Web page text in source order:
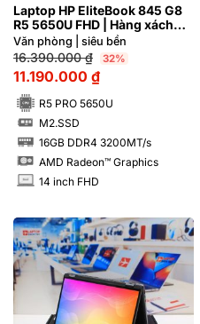
Laptop HP EliteBook 845 G8
R5 5650U FHD | Hàng xách
tay 99%
Văn phòng | siêu bền
16.390.000₫ 32%
11.190.000 ₫
R5 PRO 5650U
SSD M2.SSD
16GB DDR4 3200MT/s
AMD Radeon™ Graphics
INCH 14 inch FHD